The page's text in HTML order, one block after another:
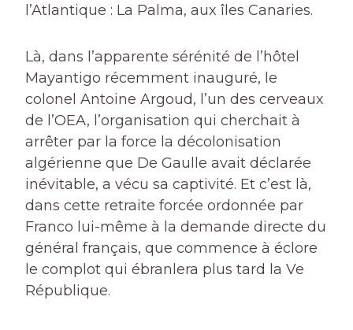
l’Atlantique : La Palma, aux îles Canaries.
Là, dans l’apparente sérénité de l’hôtel
Mayantigo récemment inauguré, le
colonel Antoine Argoud, l’un des cerveaux
de l’OEA, l’organisation qui cherchait à
arrêter par la force la décolonisation
algérienne que De Gaulle avait déclarée
inévitable, a vécu sa captivité. Et c’est là,
dans cette retraite forcée ordonnée par
Franco lui-même à la demande directe du
général français, que commence à éclore
le complot qui ébranlera plus tard la Ve
République.